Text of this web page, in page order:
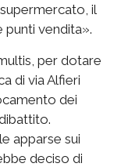
il
punti vendita».
per dotare
di via Alfieri
dei
apparse sui
deciso di